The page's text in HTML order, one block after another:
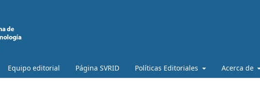
Equipo editorial Página SVRID Políticas Editoriales Acerca de